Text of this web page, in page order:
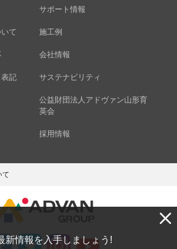
新情報を入手しましょう!
て
記
サポート情報
施工例
会社情報
サステナビリティ
公益財団法人アドヴァン山形育
英会
採用情報
て